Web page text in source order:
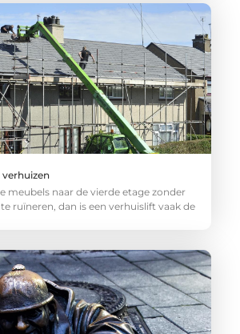
meubels naar de vierde etage zonder
ruïneren, dan is een verhuislift vaak de